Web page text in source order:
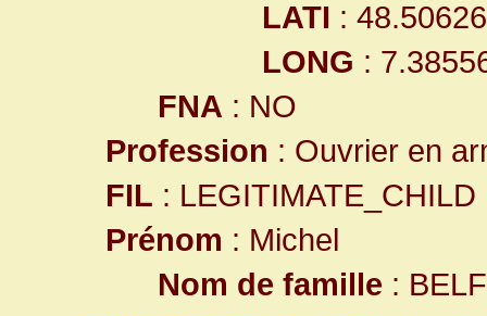
LATI :
LONG :
FNA : NO
Profession : Ouvrier en
FIL : LEGITIMATE_CHILD
Prénom : Michel
Nom de famille :